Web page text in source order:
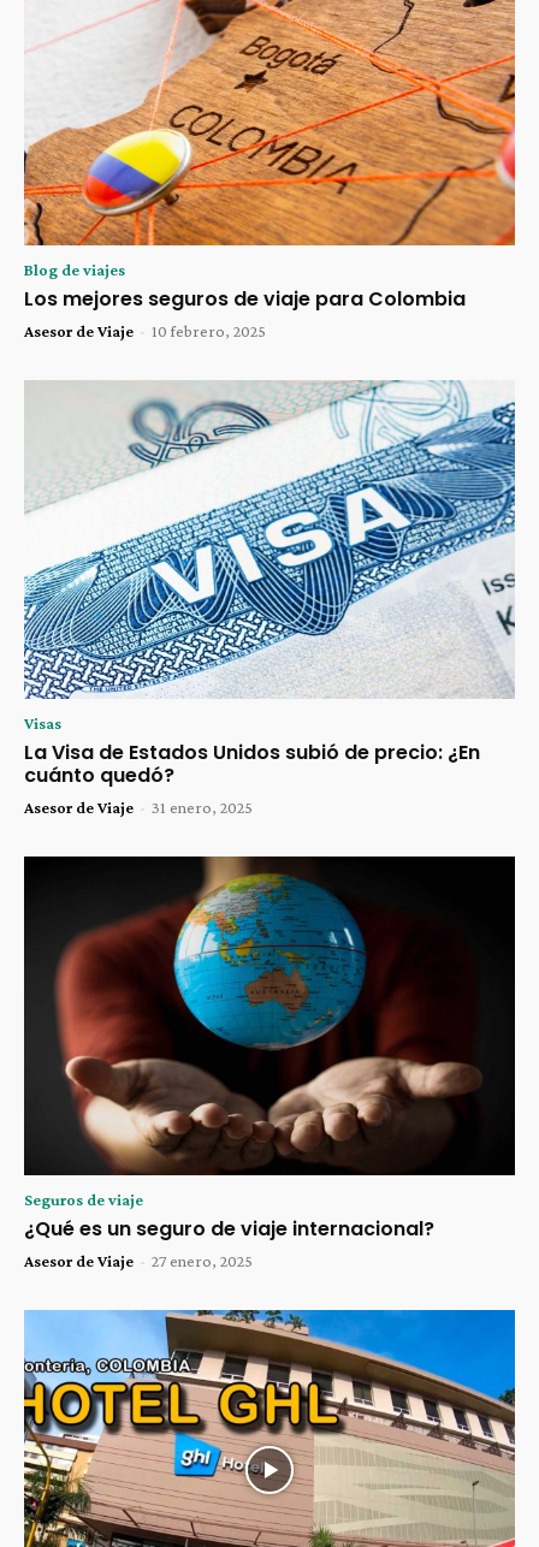
Blog de viajes
Los mejores seguros de viaje para Colombia
Asesor de Viaje - 10 febrero, 2025
Visas
La Visa de Estados Unidos subió de precio: ¿En
cuánto quedó?
Asesor de Viaje - 31 enero, 2025
Seguros de viaje
¿Qué es un seguro de viaje internacional?
Asesor de Viaje - 27 enero, 2025